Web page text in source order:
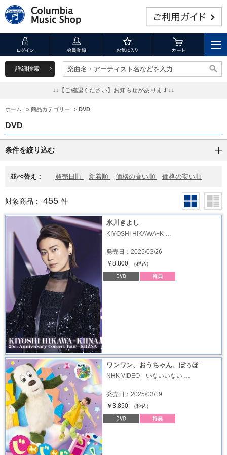
詳細検索 楽曲名・アーティスト名などを入力
楽曲名・アーティスト名などを入力
↓↓【ご確認ください】お知らせがあります↓↓
ホーム > 商品カテゴリー > DVD
DVD
条件を絞り込む
並べ替え： 発売日順 新着順 価格の高い順 価格の安い順
対象商品： 455 件
氷川きよし
KIYOSHI HIKAWA+K …
発売日：2025/03/26
￥8,800
（税込）
ワンワン、おうちゃん、ぽぅぽ
NHK VIDEO いないいない …
発売日：2025/03/19
￥3,850
（税込）